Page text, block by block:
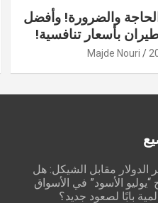
والضرورة! وأفضل
بأسعار تنافسية!
Majde Nouri
الدولار مقابل الشيكل: هل
“يوليو الأسود” في الأسواق
بابًا لصعود جديد؟